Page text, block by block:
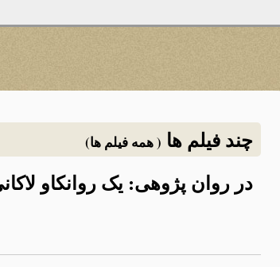
چند فیلم ها ( همه فیلم ها)
در روان پژوهی: یک روانکاو